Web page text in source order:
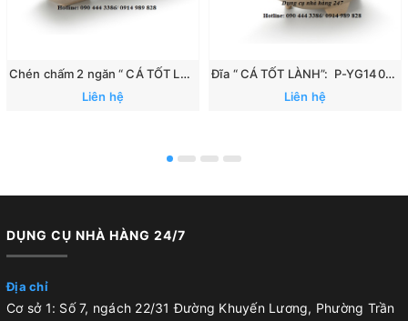
Chén chấm 2 ngăn “ CÁ TỐT LÀNH”: 167
Liên hệ
Đĩa “ CÁ TỐT LÀNH”: P-YG140070
Liên hệ
DỤNG CỤ NHÀ HÀNG 24/7
Địa chỉ
Cơ sở 1: Số 7, ngách 22/31 Đường Khuyến Lương, Phường Trần